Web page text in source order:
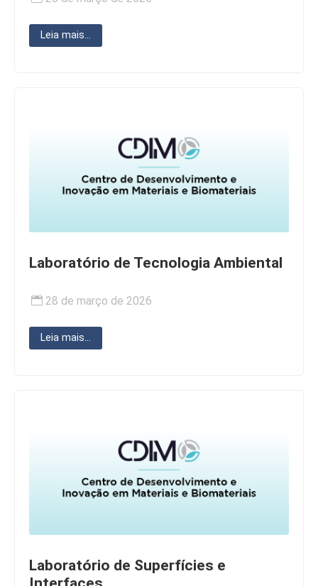
Leia mais...
Laboratório de Tecnologia Ambiental
28 de março de 2026
Leia mais...
Laboratório de Superfícies e